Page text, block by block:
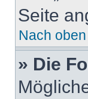
Seite
Nach oben
» Die